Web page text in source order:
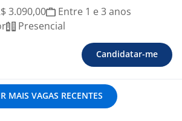
3.090,00
Entre 1 e 3 anos
Presencial
Candidatar-me
MAIS VAGAS RECENTES